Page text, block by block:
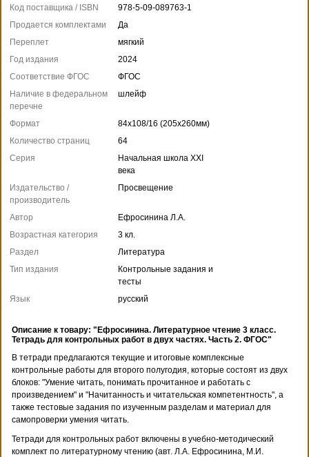
Код поставщика / ISBN
978-5-09-089763-1
Продается комплектами
Да
Переплет
мягкий
Год издания
2024
Соответствие ФГОС
ФГОС
Наличие в федеральном
перечне
шлейф
Формат
84x108/16 (205x260мм)
Количество страниц
64
Серия
Начальная школа XXI
века
Издательство /
производитель
Просвещение
Автор
Ефросинина Л.А.
Возрастная категория
3 кл.
Раздел
Литература
Тип издания
Контрольные задания и
тесты
Язык
русский
Описание к товару: "Ефросинина. Литературное чтение 3 класс.
Тетрадь для контрольных работ в двух частях. Часть 2. ФГОС"
В тетради предлагаются текущие и итоговые комплексные
контрольные работы для второго полугодия, которые состоят из двух
блоков: "Умение читать, понимать прочитанное и работать с
произведением" и "Начитанность и читательская компетентность", а
также тестовые задания по изученным разделам и материал для
самопроверки умения читать.
Тетради для контрольных работ включены в учебно-методический
комплект по литературному чтению (авт. Л.А. Ефросинина, М.И.